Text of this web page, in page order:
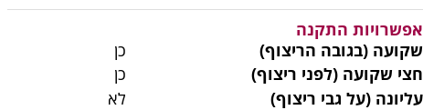
אפשרויות התקנה
שקועה (בגובה הריצוף)
כן
חצי שקועה (לפני ריצוף)
כן
עליונה (על גבי ריצוף)
לא